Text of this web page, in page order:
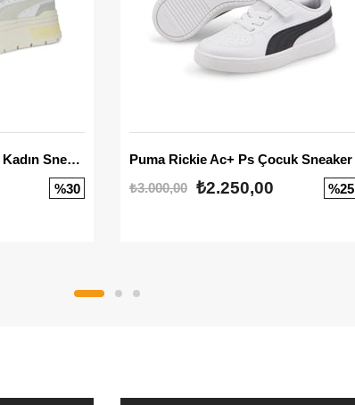
Mayze Stack Luxe Wns Kadın Sneaker
%30
Puma Rickie Ac+ Ps Çocuk Sneaker
₺3.000,00 ₺2.250,00 %25